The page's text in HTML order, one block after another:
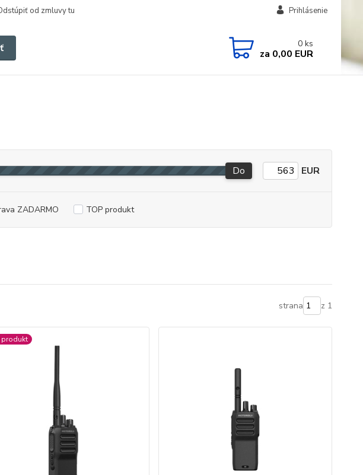
od zmluvy tu Prihlásenie
0 ks
za 0,00 EUR
Do EUR
ZADARMO TOP produkt
strana z 1
produkt